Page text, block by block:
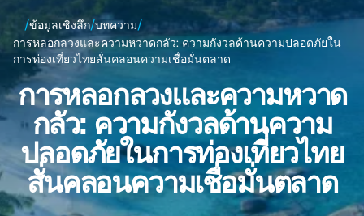
/ข้อมูลเชิงลึก/บทความ/
การหลอกลวงและความหวาดกลัว: ความกังวลด้านความปลอดภัยใน
การท่องเที่ยวไทยสั่นคลอนความเชื่อมั่นตลาด
การหลอกลวงและความหวาด
กลัว: ความกังวลด้านความ
ปลอดภัยในการท่องเที่ยวไทย
สั่นคลอนความเชื่อมั่นตลาด